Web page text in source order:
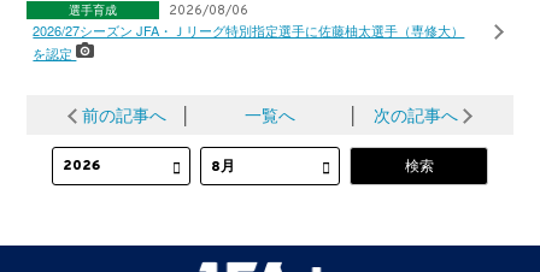
選手育成 2026/08/06
2026/27シーズン JFA・Ｊリーグ特別指定選手に佐藤柚太選手（専修大）
を認定
前の記事へ 一覧へ 次の記事へ